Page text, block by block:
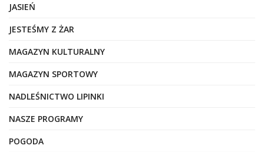
JASIEŃ
JESTEŚMY Z ŻAR
MAGAZYN KULTURALNY
MAGAZYN SPORTOWY
NADLEŚNICTWO LIPINKI
NASZE PROGRAMY
POGODA